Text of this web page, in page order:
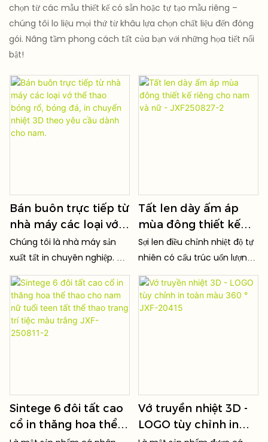
chọn từ các mẫu thiết kế có sẵn hoặc tự tạo mẫu riêng –
chúng tôi lo liệu mọi thứ từ khâu lựa chọn chất liệu đến đóng
gói. Nâng tầm phong cách tất của bạn với những họa tiết nổi
bật!
Bán buôn trực tiếp từ
nhà máy các loại vớ
thể thao bóng rổ,
bóng đá, in chuyển
nhiệt 3D theo yêu
cầu dành cho nam.
Chúng tôi là nhà máy sản
xuất tất in chuyên nghiệp. Áp
dụng công nghệ in kỹ thuật
số độ phân giải cao, các họa
tiết rõ nét, có hiệu ứng 3D và
màu sắc tươi sáng, không
phai màu và không bị nứt
Tất len ​​dày ấm áp
mùa đông thiết kế
riêng cho nam và nữ -
JXF250827-2
Sợi len điều chỉnh nhiệt độ tự
nhiên có cấu trúc uốn lượn
độc đáo tạo ra các túi khí
cách nhiệt. Chúng giữ ấm
chân bạn trong thời tiết lạnh
Sintege 6 đôi tất cao
cổ in thăng hoa thể
Vớ truyền nhiệt 3D -
LOGO tùy chỉnh in